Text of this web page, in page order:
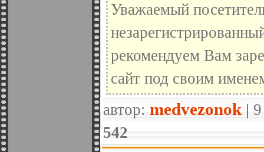
Уважаемый
рекомендуем Вам
сайт под своим
автор: medvezonok |
542